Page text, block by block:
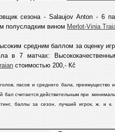
сезона -Salaujov Anton -6
полусладким вином Merlot-Vinia
средним баллом за оценку
в 7 матчах:
стоимостью 200,- Кč
пасов и среднего бала, преимущество
бал считается действительным при
баллы за сезон, лучший игрок, ж. и к.